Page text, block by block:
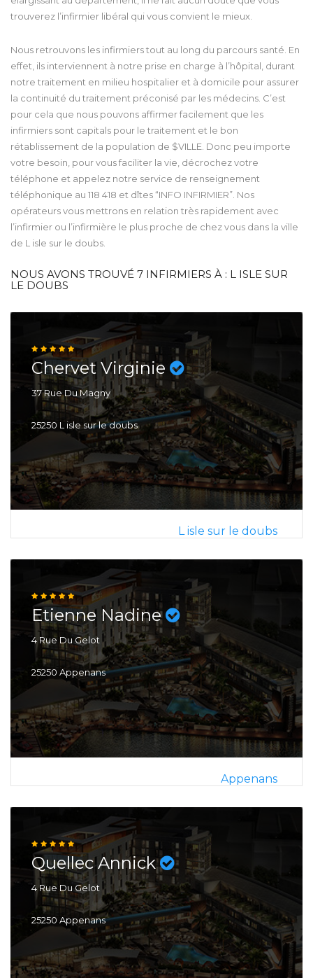
trouverez l’infirmier libéral qui vous convient le mieux.
Nous retrouvons les infirmiers tout au long du parcours santé. En
effet, ils interviennent à notre prise en charge à l’hôpital, durant
notre traitement en milieu hospitalier et à domicile pour assurer
la continuité du traitement préconisé par les médecins. C’est
pour cela que nous pouvons affirmer facilement que les
infirmiers sont capitals pour le traitement et le bon
rétablissement de la population de $VILLE. Donc peu importe
votre besoin, pour vous faciliter la vie, décrochez votre
téléphone et appelez notre service de renseignement
téléphonique au 118 418 et dîtes “INFO INFIRMIER”. Nos
opérateurs vous mettrons en relation très rapidement avec
l’infirmier ou l’infirmière le plus proche de chez vous dans la ville
de L isle sur le doubs.
NOUS AVONS TROUVÉ 7 INFIRMIERS À : L ISLE SUR
LE DOUBS
Chervet Virginie
37 Rue Du Magny
25250 L isle sur le doubs
L isle sur le doubs
Etienne Nadine
4 Rue Du Gelot
25250 Appenans
Appenans
Quellec Annick
4 Rue Du Gelot
25250 Appenans